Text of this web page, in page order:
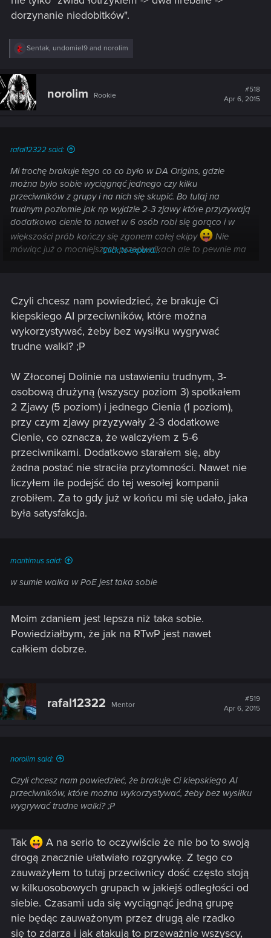
dorzynanie niedobitków".
R
c
t
i
o
Sentak, undomiel9 and norolim
norolim Rookie
#518
Apr 6, 2015
rafal12322 said:
Mi trochę brakuje tego co co było w DA Origins, gdzie
można było sobie wyciągnąć jednego czy kilku
przeciwników z grupy i na nich się skupić. Bo tutaj na
trudnym poziomie jak np wyjdzie 2-3 zjawy które przyzywają
dodatkowo cienie to nawet w 6 osób robi się gorąco i w
większości prób kończy się zgonem całej ekipy
Nie
mówiąc już o mocniejszych przeciwnikach ale to pewnie ma
Click to expand...
Czyli chcesz nam powiedzieć, że brakuje Ci
kiepskiego AI przeciwników, które można
wykorzystywać, żeby bez wysiłku wygrywać
trudne walki? ;P
W Złoconej Dolinie na ustawieniu trudnym, 3-
osobową drużyną (wszyscy poziom 3) spotkałem
2 Zjawy (5 poziom) i jednego Cienia (1 poziom),
przy czym zjawy przyzywały 2-3 dodatkowe
Cienie, co oznacza, że walczyłem z 5-6
przeciwnikami. Dodatkowo starałem się, aby
żadna postać nie straciła przytomności. Nawet nie
liczyłem ile podejść do tej wesołej kompanii
zrobiłem. Za to gdy już w końcu mi się udało, jaka
była satysfakcja.
maritimus said:
w sumie walka w PoE jest taka sobie
Moim zdaniem jest lepsza niż taka sobie.
Powiedziałbym, że jak na RTwP jest nawet
całkiem dobrze.
rafal12322 Mentor
#519
Apr 6, 2015
norolim said:
Czyli chcesz nam powiedzieć, że brakuje Ci kiepskiego AI
przeciwników, które można wykorzystywać, żeby bez wysiłku
wygrywać trudne walki? ;P
Tak
A na serio to oczywiście że nie bo to swoją
drogą znacznie ułatwiało rozgrywkę. Z tego co
zauważyłem to tutaj przeciwnicy dość często stoją
w kilkuosobowych grupach w jakiejś odległości od
siebie. Czasami uda się wyciągnąć jedną grupę
nie będąc zauważonym przez drugą ale rzadko
się to zdarza i jak atakują to przeważnie wszyscy,